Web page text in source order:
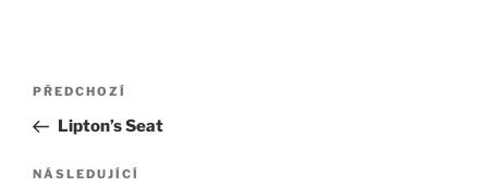
Navigace
příspěvek
Předchozí
příspěvek
PŘEDCHOZÍ
Lipton’s Seat
Následující
NÁSLEDUJÍCÍ